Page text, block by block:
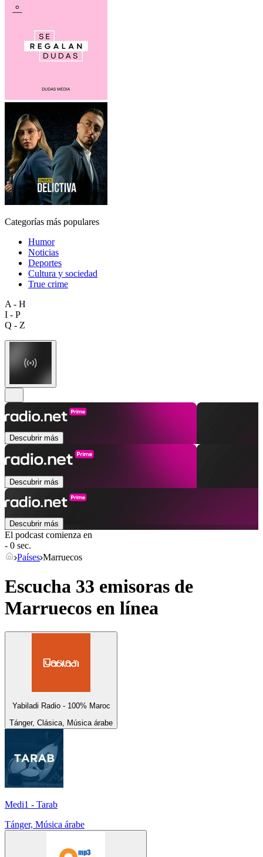
Categorías más populares
Humor
Noticias
Deportes
Cultura y sociedad
True crime
A - H
I - P
Q - Z
Descubrir más
Descubrir más
Descubrir más
El podcast comienza en
- 0 sec.
Países Marruecos
Escucha 33 emisoras de
Marruecos en línea
Yabiladi Radio - 100% Maroc
Tánger, Clásica, Música árabe
Medi1 - Tarab
Tánger, Música árabe